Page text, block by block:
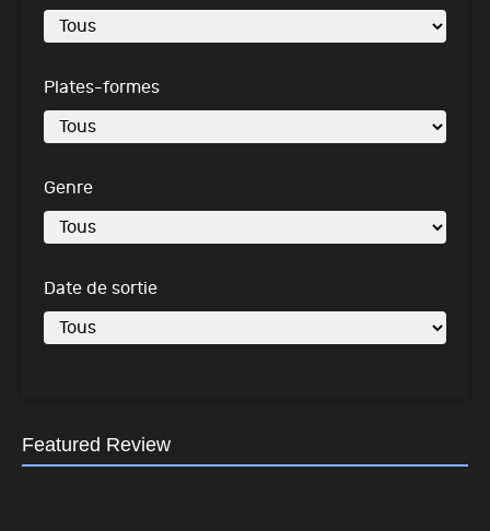
Plates-formes
Genre
Date de sortie
Featured Review